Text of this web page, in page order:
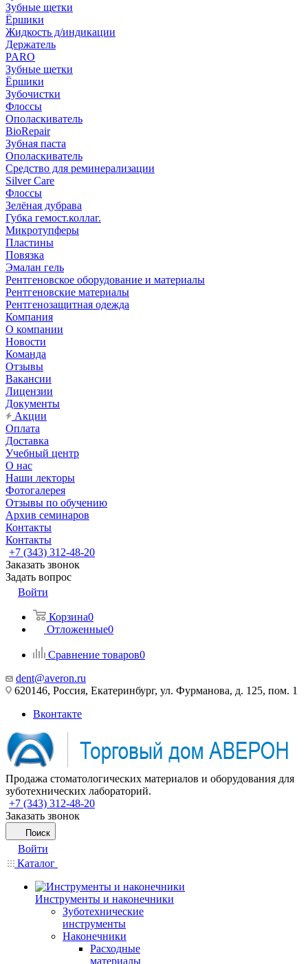
Зубные щетки
Ёршики
Жидкость д/индикации
Держатель
PARO
Зубные щетки
Ёршики
Зубочистки
Флоссы
Ополаскиватель
BioRepair
Зубная паста
Ополаскиватель
Средство для реминерализации
Silver Care
Флоссы
Зелёная дубрава
Губка гемост.коллаг.
Микротупферы
Пластины
Повязка
Эмалан гель
Рентгеновское оборудование и материалы
Рентгеновские материалы
Рентгенозащитная одежда
Компания
О компании
Новости
Команда
Отзывы
Вакансии
Лицензии
Документы
Акции
Оплата
Доставка
Учебный центр
О нас
Наши лекторы
Фотогалерея
Отзывы по обучению
Архив семинаров
Контакты
Контакты
+7 (343) 312-48-20
Заказать звонок
Задать вопрос
Войти
Корзина0
Отложенные0
Сравнение товаров0
dent@averon.ru
620146, Россия, Екатеринбург, ул. Фурманова, д. 125, пом. 1
Вконтакте
Продажа стоматологических материалов и оборудования для
зуботехнических лабораторий.
+7 (343) 312-48-20
Заказать звонок
Поиск
Войти
Каталог
Инструменты и наконечники
Зуботехнические
инструменты
Наконечники
Расходные
материалы